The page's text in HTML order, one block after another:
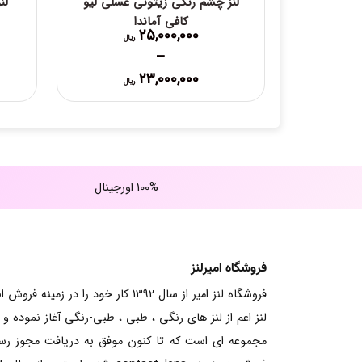
کافی آماندا
25,000,000 ریال
–
23,000,000 ریال
Price
range:
100% اورجینال
فروشگاه امیرلنز
فروشگاه لنز امیر از سال 1392 کار خود را در زمینه
لنز اعم از لنز های رنگی ، طبی ، طبی-رنگی آغاز نموده و
مجموعه ای است که تا کنون موفق به دریافت مجوز